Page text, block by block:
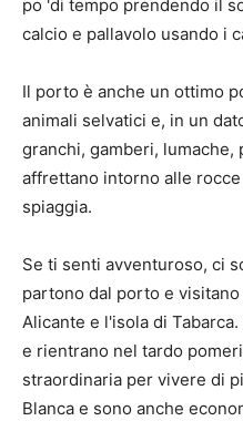
po 'di tempo prendendo il
calcio e pallavolo usando i
Il porto è anche un ottimo
animali selvatici e, in un
granchi, gamberi,
affrettano intorno alle
spiaggia.
Se ti senti avventuroso, ci
partono dal porto e
Alicante e l'isola di
e rientrano nel tardo
straordinaria per vivere di
Blanca e sono anche